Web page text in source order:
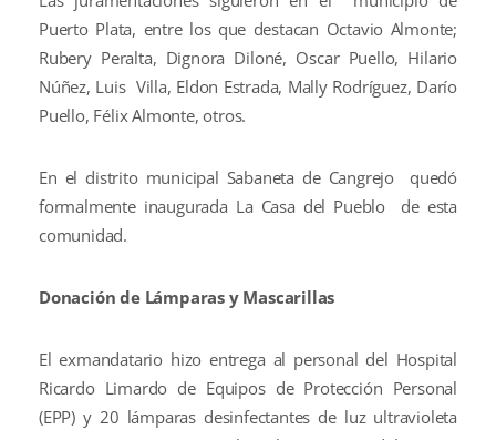
Puerto Plata, entre los que destacan Octavio Almonte;
Rubery Peralta, Dignora Diloné, Oscar Puello, Hilario
Núñez, Luis Villa, Eldon Estrada, Mally Rodríguez, Darío
Puello, Félix Almonte, otros.
En el distrito municipal Sabaneta de Cangrejo quedó
formalmente inaugurada La Casa del Pueblo de esta
comunidad.
Donación de Lámparas y Mascarillas
El exmandatario hizo entrega al personal del Hospital
Ricardo Limardo de Equipos de Protección Personal
(EPP) y 20 lámparas desinfectantes de luz ultravioleta